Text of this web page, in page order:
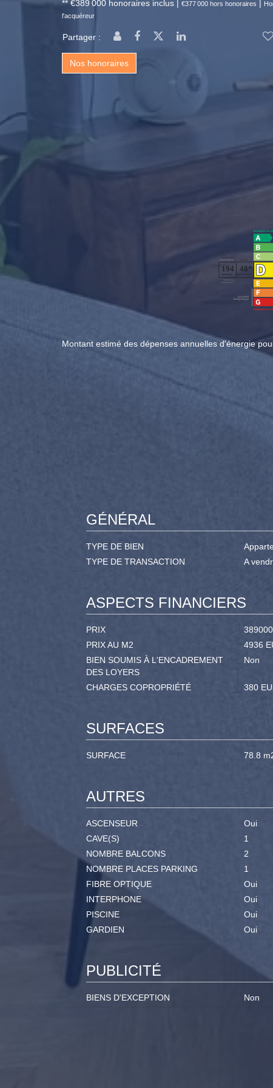
** €389 000 honoraires inclus €377 000 hors honoraires
l'acquéreur
Partager :
Nos honoraires
Montant estimé des dépenses annuelles d'énergie
GÉNÉRAL
TYPE DE BIEN
TYPE DE TRANSACTION
A
ASPECTS FINANCIERS
PRIX
PRIX AU M2
4936
BIEN SOUMIS À L'ENCADREMENT
DES LOYERS
Non
CHARGES COPROPRIÉTÉ 380
SURFACES
SURFACE 78.8
AUTRES
ASCENSEUR
Oui
CAVE(S)
1
NOMBRE BALCONS
2
NOMBRE PLACES PARKING
1
FIBRE OPTIQUE
Oui
INTERPHONE
Oui
PISCINE
Oui
GARDIEN
Oui
PUBLICITÉ
BIENS D'EXCEPTION Non